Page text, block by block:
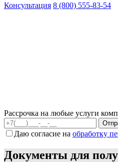
Консультация 8 (800) 555-83-54
Рассрочка на любые услуги
Даю согласие на обработку
Документы для